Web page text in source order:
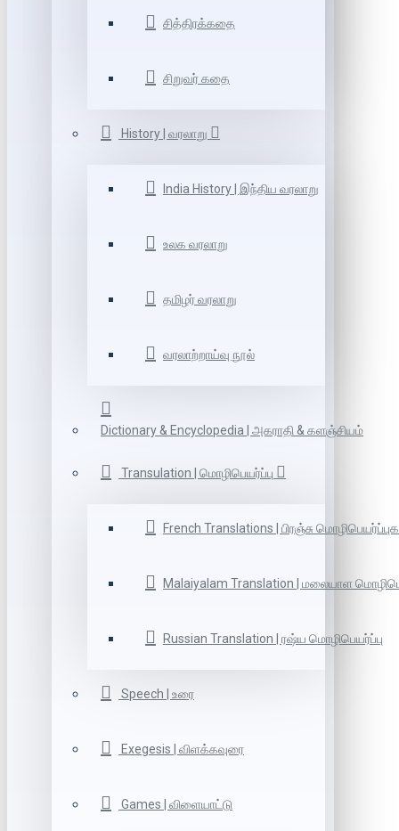
சித்திரக்கதை
சிறுவர் கதை
History | வரலாறு
India History | இந்திய வரலாறு
உலக வரலாறு
தமிழர் வரலாறு
வரலாற்றாய்வு நூல்
Dictionary & Encyclopedia | அகராதி & களஞ்சியம்
Transulation | மொழிபெயர்ப்பு
French Translations | பிரஞ்சு
Malaiyalam Translation | மலையாள
Russian Translation | ரஷ்ய மொழிபெயர்ப்பு
Speech | உரை
Exegesis | விளக்கவுரை
Games | விளையாட்டு